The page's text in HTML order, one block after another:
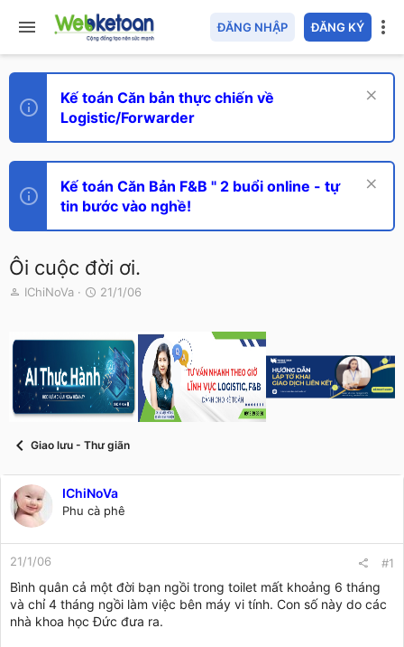
ĐĂNG NHẬP ĐĂNG KÝ
Kế toán Căn bản thực chiến về
Logistic/Forwarder
Kế toán Căn Bản F&B " 2 buổi online - tự
tin bước vào nghề!
Ôi cuộc đời ơi.
T
e
a
d
s
a
r
IChiNoVa
N
y
g
ử
i
21/1/06
Giao lưu - Thư giãn
IChiNoVa
Phu cà phê
21/1/06 #1
Bình quân cả một đời bạn ngồi trong toilet mất khoảng 6 tháng
và chỉ 4 tháng ngồi làm việc bên máy vi tính. Con số này do các
nhà khoa học Đức đưa ra.